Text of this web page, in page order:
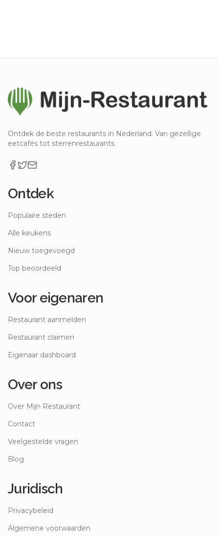
Ontdek de beste restaurants in Nederland. Van gezellige
eetcafés tot sterrenrestaurants.
Ontdek
Populaire steden
Alle keukens
Nieuw toegevoegd
Top beoordeeld
Voor eigenaren
Restaurant aanmelden
Restaurant claimen
Eigenaar dashboard
Over ons
Over Mijn Restaurant
Contact
Veelgestelde vragen
Blog
Juridisch
Privacybeleid
Algemene voorwaarden